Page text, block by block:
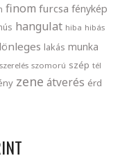
finom furcsa fénykép
hangulat hiba hibás
lakás munka
szerelés szomorú szép tél
zene átverés érd